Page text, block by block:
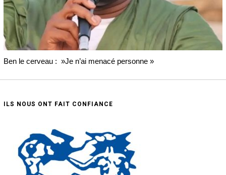
Ben le cerveau : »Je n’ai menacé personne »
ILS NOUS ONT FAIT CONFIANCE